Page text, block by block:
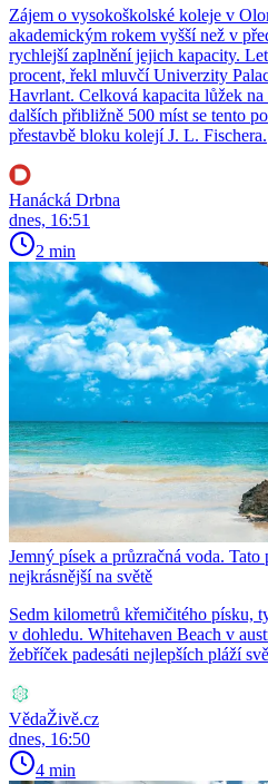
Zájem o vysokoškolské koleje v
akademickým rokem vyšší než v
rychlejší zaplnění jejich kapacity.
procent, řekl mluvčí Univerzity
Havrlant. Celková kapacita lůžek
dalších přibližně 500 míst se tento
přestavbě bloku kolejí J. L. Fischera.
Hanácká Drbna
dnes, 16:51
2 min
Jemný písek a průzračná voda. Tato
nejkrásnější na světě
Sedm kilometrů křemičitého písku,
v dohledu. Whitehaven Beach v
žebříček padesáti nejlepších pláží
VědaŽivě.cz
dnes, 16:50
4 min